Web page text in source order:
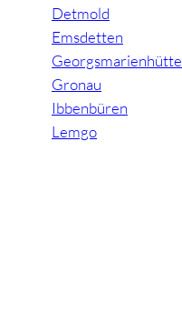
Detmold
Emsdetten
Georgsmarienhütte
Gronau
Ibbenbüren
Lemgo